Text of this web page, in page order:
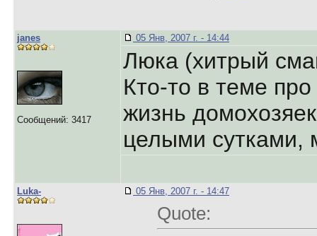
janes
Сообщений: 3417
05 Янв, 2007 г. - 14:44
Люка (хитрый
Кто-то в теме
жизнь
целыми сутками,
Luka- 05 Янв, 2007 г. - 14:47
Quote: